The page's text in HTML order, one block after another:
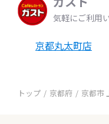
気軽にご利用
京都丸太町店
トップ 京都府 京都市